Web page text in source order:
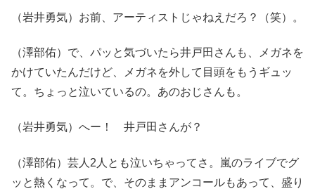
（岩井勇気）お前、アーティストじゃねえだろ？（笑）。
（澤部佑）で、パッと気づいたら井戸田さんも、メガネを
かけていたんだけど、メガネを外して目頭をもうギュッ
て。ちょっと泣いているの。あのおじさんも。
（岩井勇気）へー！ 井戸田さんが？
（澤部佑）芸人2人とも泣いちゃってさ。嵐のライブでグ
ッと熱くなって。で、そのままアンコールもあって、盛り